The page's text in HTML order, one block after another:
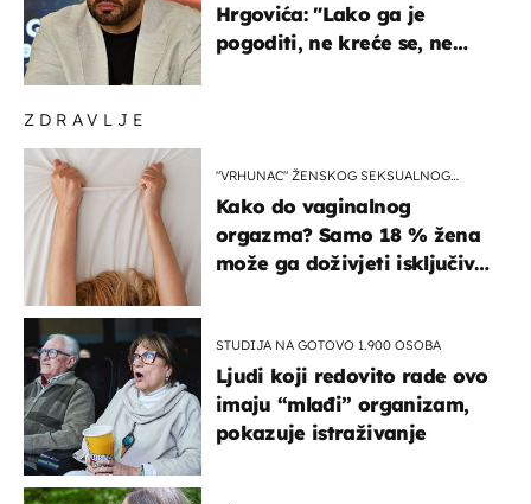
ZDRAVLJE
"VRHUNAC" ŽENSKOG SEKSUALNOG
Kako do vaginalnog
orgazma? Samo 18 % žena
može ga doživjeti isključivo
STUDIJA NA GOTOVO 1.900 OSOBA
Ljudi koji redovito rade ovo
imaju “mlađi” organizam,
pokazuje istraživanje
Hrgovića: "Lako ga je
pogoditi, ne kreće se, ne